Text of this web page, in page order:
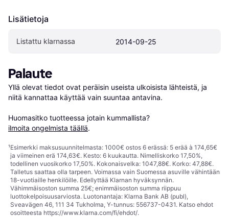
Lisätietoja
Listattu klarnassa 2014-09-25
Palaute
Yllä olevat tiedot ovat peräisin useista ulkoisista lähteistä, ja
niitä kannattaa käyttää vain suuntaa antavina.
Huomasitko tuotteessa jotain kummallista?
ilmoita ongelmista täällä.
¹Esimerkki maksusuunnitelmasta: 1000€ ostos 6 erässä: 5 erää à 174,65€
ja viimeinen erä 174,63€. Kesto: 6 kuukautta. Nimelliskorko 17,50%,
todellinen vuosikorko 17,50%. Kokonaisvelka: 1047,88€. Korko: 47,88€.
Talletus saattaa olla tarpeen. Voimassa vain Suomessa asuville vähintään
18-vuotiaille henkilöille. Edellyttää Klarnan hyväksynnän.
Vähimmäisoston summa 25€; enimmäisoston summa riippuu
luottokelpoisuusarviosta. Luotonantaja: Klarna Bank AB (publ),
Sveavägen 46, 111 34 Tukholma, Y-tunnus: 556737-0431. Katso ehdot
osoitteesta https://www.klarna.com/fi/ehdot/.